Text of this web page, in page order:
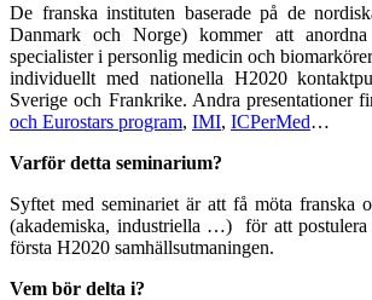
De franska instituten baserade på de
Danmark och Norge) kommer att
specialister i personlig medicin och
individuellt med nationella H2020
Sverige och Frankrike. Andra presentationer
och Eurostars program, IMI, ICPerMed…
Varför detta seminarium?
Syftet med seminariet är att få möta franska
(akademiska, industriella …) för att postulera
första H2020 samhällsutmaningen.
Vem bör delta i?